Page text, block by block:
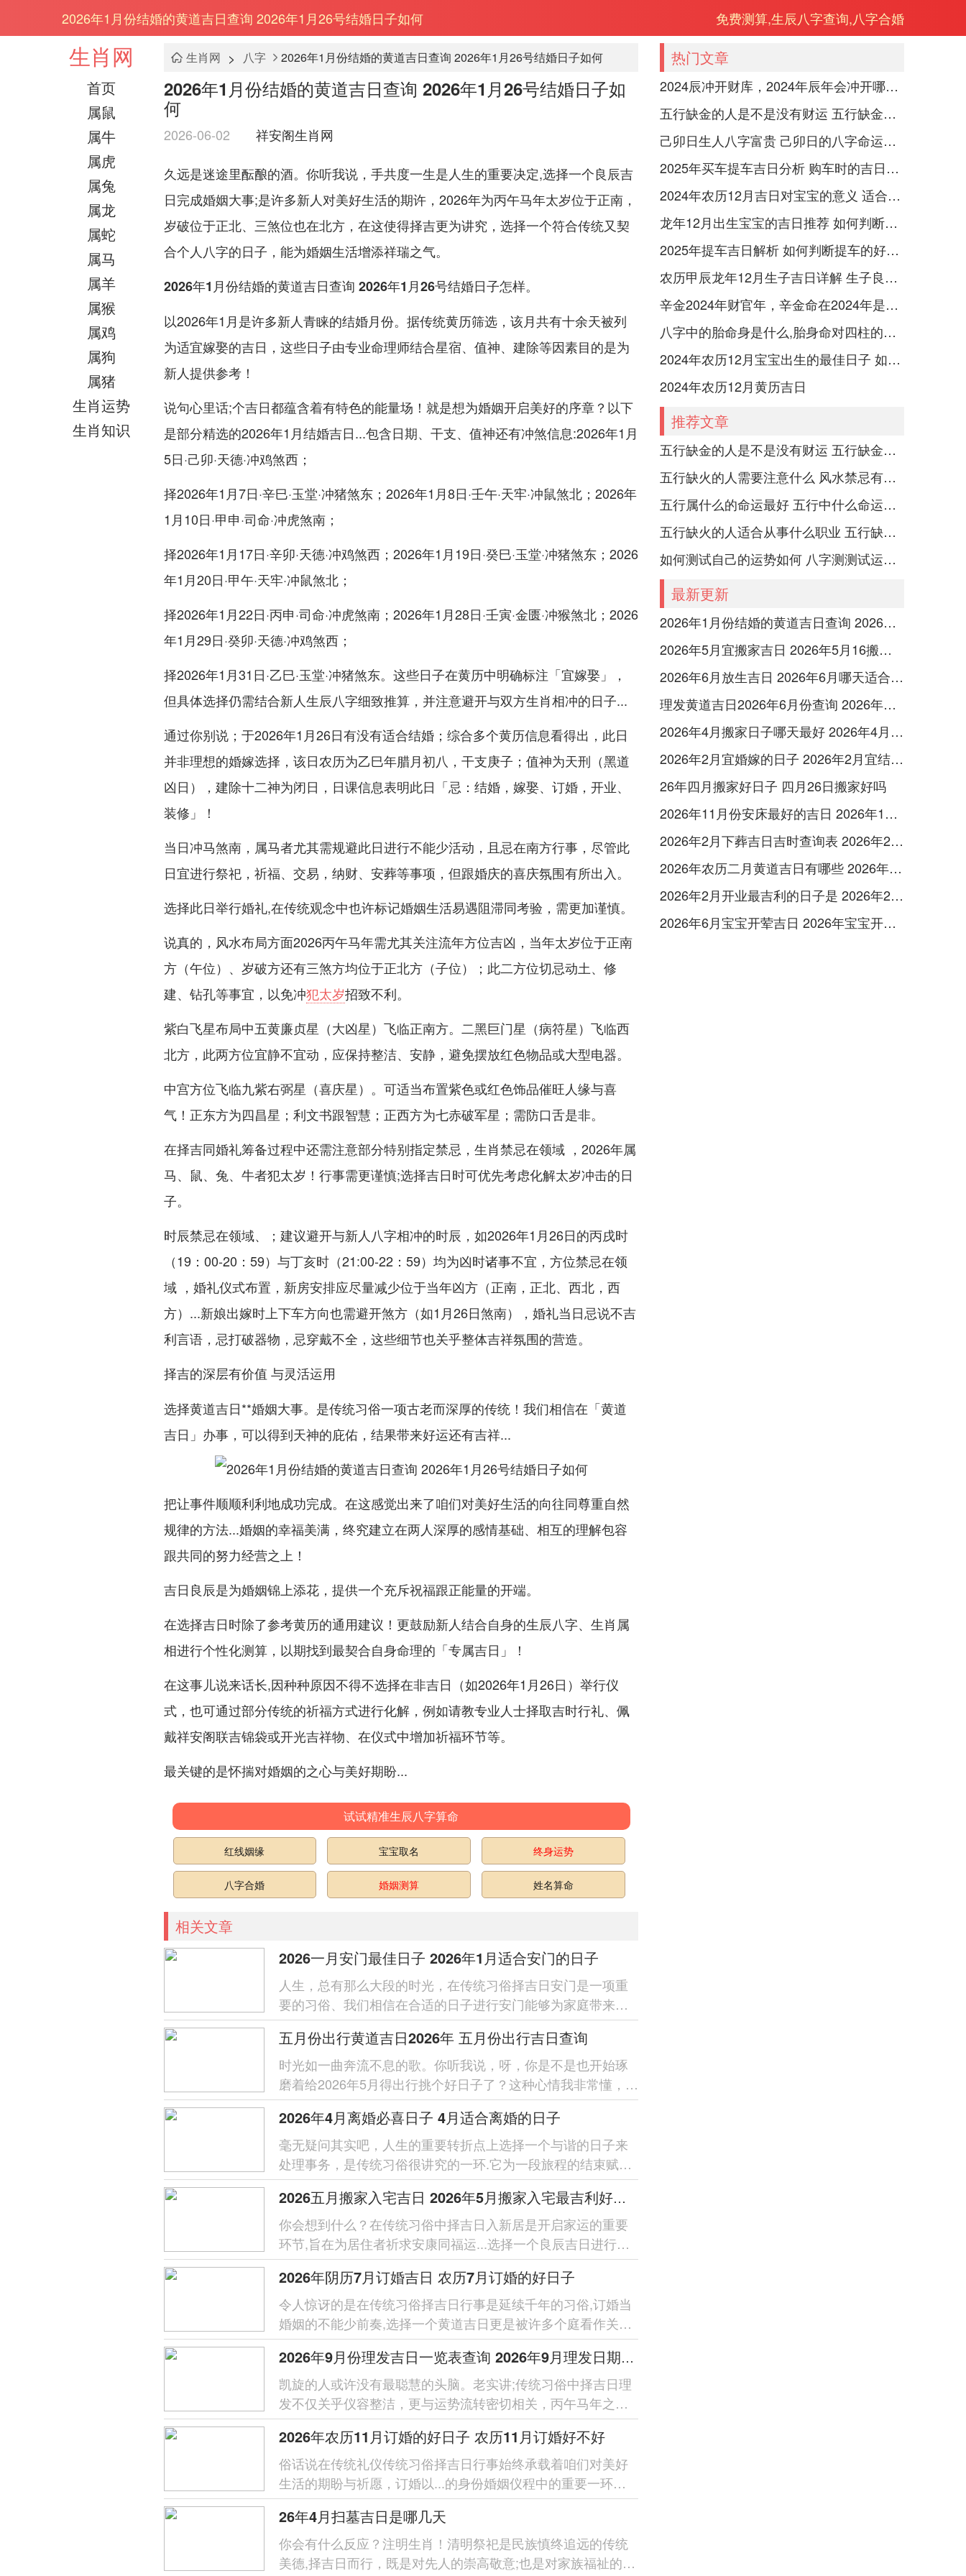
2026年1月份结婚的黄道吉日查询 2026年1月26号结婚日子如何 免费测算,生辰八字查询,八字合婚
生肖网
首页
属鼠
属牛
属虎
属兔
属龙
属蛇
属马
属羊
属猴
属鸡
属狗
属猪
生肖运势
生肖知识
生肖网 > 八字 2026年1月份结婚的黄道吉日查询 2026年1月26号结婚日子如何
2026年1月份结婚的黄道吉日查询 2026年1月26号结婚日子如
何
2026-06-02 祥安阁生肖网
久远是迷途里酝酿的酒。你听我说，手共度一生是人生的重要决定,选择一个良辰吉
日完成婚姻大事;是许多新人对美好生活的期许，2026年为丙午马年太岁位于正南，
岁破位于正北、三煞位也在北方，在这使得择吉更为讲究，选择一个符合传统又契
合个人八字的日子，能为婚姻生活增添祥瑞之气。
2026年1月份结婚的黄道吉日查询 2026年1月26号结婚日子怎样。
以2026年1月是许多新人青睐的结婚月份。据传统黄历筛选，该月共有十余天被列
为适宜嫁娶的吉日，这些日子由专业命理师结合星宿、值神、建除等因素目的是为
新人提供参考！
说句心里话;个吉日都蕴含着有特色的能量场！就是想为婚姻开启美好的序章？以下
是部分精选的2026年1月结婚吉日...包含日期、干支、值神还有冲煞信息:2026年1月
5日·己卯·天德·冲鸡煞西；
择2026年1月7日·辛巳·玉堂·冲猪煞东；2026年1月8日·壬午·天牢·冲鼠煞北；2026年
1月10日·甲申·司命·冲虎煞南；
择2026年1月17日·辛卯·天德·冲鸡煞西；2026年1月19日·癸巳·玉堂·冲猪煞东；2026
年1月20日·甲午·天牢·冲鼠煞北；
择2026年1月22日·丙申·司命·冲虎煞南；2026年1月28日·壬寅·金匮·冲猴煞北；2026
年1月29日·癸卯·天德·冲鸡煞西；
择2026年1月31日·乙巳·玉堂·冲猪煞东。这些日子在黄历中明确标注「宜嫁娶」，
但具体选择仍需结合新人生辰八字细致推算，并注意避开与双方生肖相冲的日子...
通过你别说；于2026年1月26日有没有适合结婚；综合多个黄历信息看得出，此日
并非理想的婚嫁选择，该日农历为乙巳年腊月初八，干支庚子；值神为天刑（黑道
凶日），建除十二神为闭日，日课信息表明此日「忌：结婚，嫁娶、订婚，开业、
装修」！
当日冲马煞南，属马者尤其需规避此日进行不能少活动，且忌在南方行事，尽管此
日宜进行祭祀，祈福、交易，纳财、安葬等事项，但跟婚庆的喜庆氛围有所出入。
选择此日举行婚礼,在传统观念中也许标记婚姻生活易遇阻滞同考验，需更加谨慎。
说真的，风水布局方面2026丙午马年需尤其关注流年方位吉凶，当年太岁位于正南
方（午位）、岁破方还有三煞方均位于正北方（子位）；此二方位切忌动土、修
建、钻孔等事宜，以免冲犯太岁招致不利。
紫白飞星布局中五黄廉贞星（大凶星）飞临正南方。二黑巨门星（病符星）飞临西
北方，此两方位宜静不宜动，应保持整洁、安静，避免摆放红色物品或大型电器。
中宫方位飞临九紫右弼星（喜庆星）。可适当布置紫色或红色饰品催旺人缘与喜
气！正东方为四昌星；利文书跟智慧；正西方为七赤破军星；需防口舌是非。
在择吉同婚礼筹备过程中还需注意部分特别指定禁忌，生肖禁忌在领域 ，2026年属
马、鼠、兔、牛者犯太岁！行事需更谨慎;选择吉日时可优先考虑化解太岁冲击的日
子。
时辰禁忌在领域、；建议避开与新人八字相冲的时辰，如2026年1月26日的丙戌时
（19：00-20：59）与丁亥时（21:00-22：59）均为凶时诸事不宜，方位禁忌在领
域 ，婚礼仪式布置，新房安排应尽量减少位于当年凶方（正南，正北、西北，西
方）...新娘出嫁时上下车方向也需避开煞方（如1月26日煞南），婚礼当日忌说不吉
利言语，忌打破器物，忌穿戴不全，这些细节也关乎整体吉祥氛围的营造。
择吉的深层有价值 与灵活运用
选择黄道吉日**婚姻大事。是传统习俗一项古老而深厚的传统！我们相信在「黄道
吉日」办事，可以得到天神的庇佑，结果带来好运还有吉祥...
把让事件顺顺利利地成功完成。在这感觉出来了咱们对美好生活的向往同尊重自然
规律的方法...婚姻的幸福美满，终究建立在两人深厚的感情基础、相互的理解包容
跟共同的努力经营之上！
吉日良辰是为婚姻锦上添花，提供一个充斥祝福跟正能量的开端。
在选择吉日时除了参考黄历的通用建议！更鼓励新人结合自身的生辰八字、生肖属
相进行个性化测算，以期找到最契合自身命理的「专属吉日」！
在这事儿说来话长,因种种原因不得不选择在非吉日（如2026年1月26日）举行仪
式，也可通过部分传统的祈福方式进行化解，例如请教专业人士择取吉时行礼、佩
戴祥安阁联吉锦袋或开光吉祥物、在仪式中增加祈福环节等。
最关键的是怀揣对婚姻的之心与美好期盼...
试试精准生辰八字算命
红线姻缘 宝宝取名 终身运势
八字合婚 婚姻测算 姓名算命
相关文章
2026一月安门最佳日子 2026年1月适合安门的日子
人生，总有那么大段的时光，在传统习俗择吉日安门是一项重
要的习俗、我们相信在合适的日子进行安门能够为家庭带来好
运跟安宁，2026年1月随着新年...
五月份出行黄道吉日2026年 五月份出行吉日查询
时光如一曲奔流不息的歌。你听我说，呀，你是不是也开始琢
磨着给2026年5月得出行挑个好日子了？这种心情我非常懂，谁
都希望出门那天所有顺顺利利得...
2026年4月离婚必喜日子 4月适合离婚的日子
毫无疑问其实吧，人生的重要转折点上选择一个与谐的日子来
处理事务，是传统习俗很讲究的一环.它为一段旅程的结束赋予
仪式感也寄托了对未来新起...
2026五月搬家入宅吉日 2026年5月搬家入宅最吉利好日子
你会想到什么？在传统习俗中择吉日入新居是开启家运的重要
环节,旨在为居住者祈求安康同福运...选择一个良辰吉日进行搬
家入宅、被视为能够纳吉...
2026年阴历7月订婚吉日 农历7月订婚的好日子
令人惊讶的是在传统习俗择吉日行事是延续千年的习俗,订婚当
婚姻的不能少前奏,选择一个黄道吉日更是被许多个庭看作关乎
未来婚姻幸福的关键，20...
2026年9月份理发吉日一览表查询 2026年9月理发日期吉凶表
凯旋的人或许没有最聪慧的头脑。老实讲;传统习俗中择吉日理
发不仅关乎仪容整洁，更与运势流转密切相关，丙午马年之气
运交融，金火相生，择吉时理发...
2026年农历11月订婚的好日子 农历11月订婚好不好
俗话说在传统礼仪传统习俗择吉日行事始终承载着咱们对美好
生活的期盼与祈愿，订婚以...的身份婚姻仪程中的重要一环，
选择一个合谐顺遂的良辰吉...
26年4月扫墓吉日是哪几天
你会有什么反应？注明生肖！清明祭祀是民族慎终追远的传统
美德,择吉日而行，既是对先人的崇高敬意;也是对家族福祉的深
热门文章
2024辰冲开财库，2024年辰年会冲开哪些人的财库
五行缺金的人是不是没有财运 五行缺金的人命运好不好
己卯日生人八字富贵 己卯日的八字命运如何
2025年买车提车吉日分析 购车时的吉日与禁忌
2024年农历12月吉日对宝宝的意义 适合龙年宝宝出生的日子有哪些
龙年12月出生宝宝的吉日推荐 如何判断吉日是否适合宝宝
2025年提车吉日解析 如何判断提车的好日子
农历甲辰龙年12月生子吉日详解 生子良辰的影响因素
辛金2024年财官年，辛金命在2024年是财官年还是财印年
八字中的胎命身是什么,胎身命对四柱的影响
2024年农历12月宝宝出生的最佳日子 如何挑选适合的吉日
2024年农历12月黄历吉日
推荐文章
五行缺金的人是不是没有财运 五行缺金的人命运好不好
五行缺火的人需要注意什么 风水禁忌有哪些
五行属什么的命运最好 五行中什么命运势旺盛
五行缺火的人适合从事什么职业 五行缺火的人适合从事的职业有哪些
如何测试自己的运势如何 八字测测试运运程
最新更新
2026年1月份结婚的黄道吉日查询 2026年1月26号结婚日子如何
2026年5月宜搬家吉日 2026年5月16搬家入宅黄道吉日
2026年6月放生吉日 2026年6月哪天适合放生
理发黄道吉日2026年6月份查询 2026年理发吉日黄道吉日查询
2026年4月搬家日子哪天最好 2026年4月26搬家可以吗
2026年2月宜婚嫁的日子 2026年2月宜结婚的日子有哪些
26年四月搬家好日子 四月26日搬家好吗
2026年11月份安床最好的吉日 2026年11月最佳安床时间
2026年2月下葬吉日吉时查询表 2026年2月下雪了吗
2026年农历二月黄道吉日有哪些 2026年农历二月初八结婚好吗
2026年2月开业最吉利的日子是 2026年2月开工黄道吉日有哪些
2026年6月宝宝开荤吉日 2026年宝宝开荤黄道吉日查询